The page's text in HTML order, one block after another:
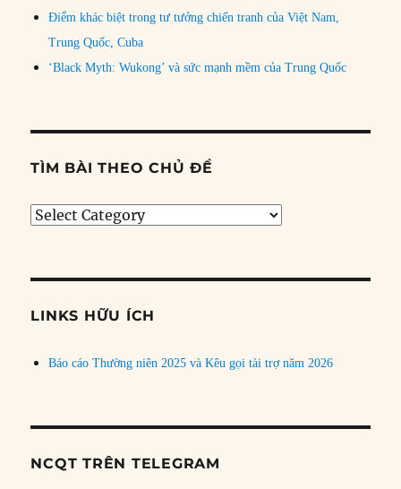
Điểm khác biệt trong tư tưởng chiến tranh của Việt Nam,
Trung Quốc, Cuba
‘Black Myth: Wukong’ và sức mạnh mềm của Trung Quốc
TÌM BÀI THEO CHỦ ĐỀ
Tìm
đề
LINKS HỮU ÍCH
Báo cáo Thường niên 2025 và Kêu gọi tài trợ năm 2026
NCQT TRÊN TELEGRAM